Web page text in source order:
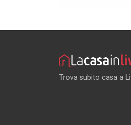
Trova subito casa a